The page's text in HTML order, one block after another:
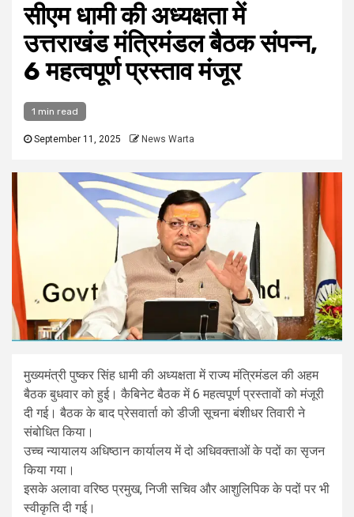
सीएम धामी की अध्यक्षता में
उत्तराखंड मंत्रिमंडल बैठक संपन्न,
6 महत्वपूर्ण प्रस्ताव मंजूर
1 min read
September 11, 2025 News Warta
मुख्यमंत्री पुष्कर सिंह धामी की अध्यक्षता में राज्य मंत्रिमंडल की अहम
बैठक बुधवार को हुई। कैबिनेट बैठक में 6 महत्वपूर्ण प्रस्तावों को मंजूरी
दी गई। बैठक के बाद प्रेसवार्ता को डीजी सूचना बंशीधर तिवारी ने
संबोधित किया।
उच्च न्यायालय अधिष्ठान कार्यालय में दो अधिवक्ताओं के पदों का सृजन
किया गया।
इसके अलावा वरिष्ठ प्रमुख, निजी सचिव और आशुलिपिक के पदों पर भी
स्वीकृति दी गई।